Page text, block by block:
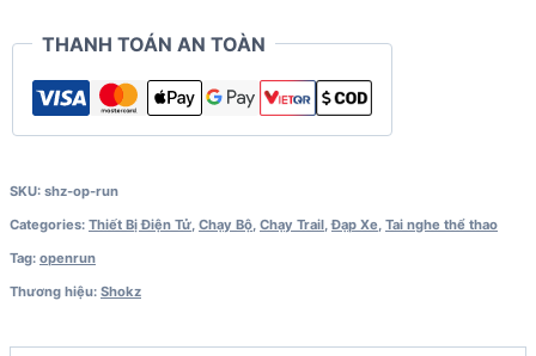
THANH TOÁN AN TOÀN
SKU: shz-op-run
Categories: Thiết Bị Điện Tử Chạy Bộ Chạy Trail ,Đạp Xe Tai nghe thể thao
Tag: openrun
Thương hiệu: Shokz